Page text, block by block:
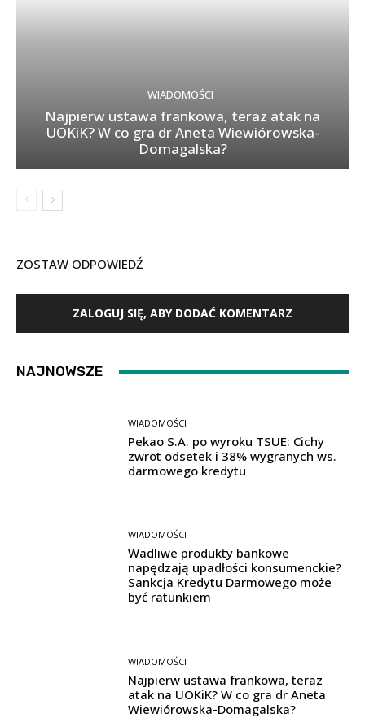
WIADOMOŚCI
Najpierw ustawa frankowa, teraz atak na
UOKiK? W co gra dr Aneta Wiewiórowska-
Domagalska?
ZOSTAW ODPOWIEDŹ
ZALOGUJ SIĘ, ABY DODAĆ KOMENTARZ
NAJNOWSZE
WIADOMOŚCI
Pekao S.A. po wyroku TSUE: Cichy
zwrot odsetek i 38% wygranych ws.
darmowego kredytu
WIADOMOŚCI
Wadliwe produkty bankowe
napędzają upadłości konsumenckie?
Sankcja Kredytu Darmowego może
być ratunkiem
WIADOMOŚCI
Najpierw ustawa frankowa, teraz
atak na UOKiK? W co gra dr Aneta
Wiewiórowska-Domagalska?